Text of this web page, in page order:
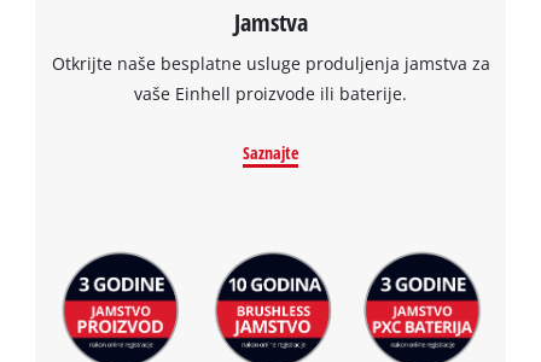
Jamstva
Otkrijte naše besplatne usluge produljenja jamstva za
vaše Einhell proizvode ili baterije.
Saznajte